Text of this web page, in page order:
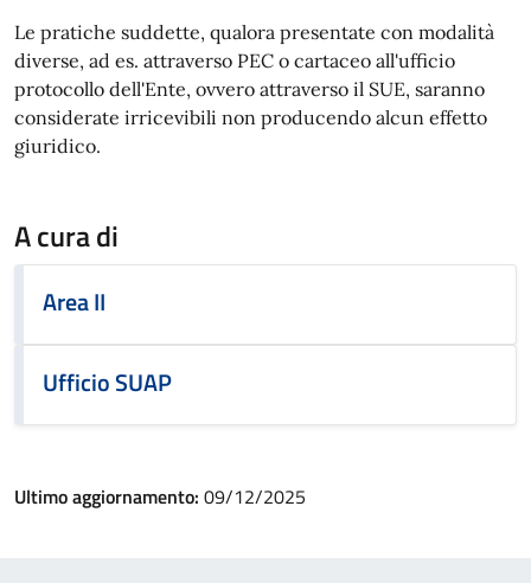
Le pratiche suddette, qualora presentate con modalità
diverse, ad es. attraverso PEC o cartaceo all'ufficio
protocollo dell'Ente, ovvero attraverso il SUE, saranno
considerate irricevibili non producendo alcun effetto
giuridico.
A cura di
Area II
Ufficio SUAP
Ultimo aggiornamento: 09/12/2025